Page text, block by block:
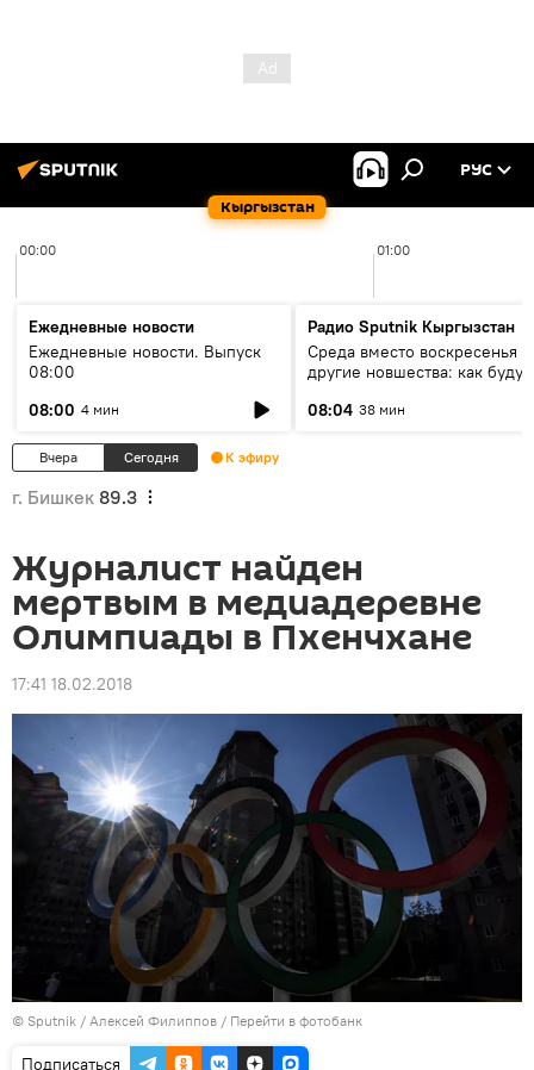
Кыргызстан
РУС
00:00 01:00
Ежедневные новости
Ежедневные новости. Выпуск
08:00
08:00 4 мин
Радио Sputnik Кыргызстан
Среда вместо воскресенья и
другие новшества: как будут
08:04 38 мин
Вчера Сегодня К эфиру
г. Бишкек 89.3
Журналист найден
мертвым в медиадеревне
Олимпиады в Пхенчхане
17:41 18.02.2018
© Sputnik / Алексей Филиппов / Перейти в фотобанк
Подписаться